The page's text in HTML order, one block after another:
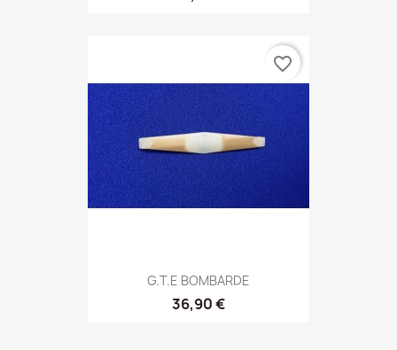
G.T.E BOMBARDE
36,90 €
favorite_border